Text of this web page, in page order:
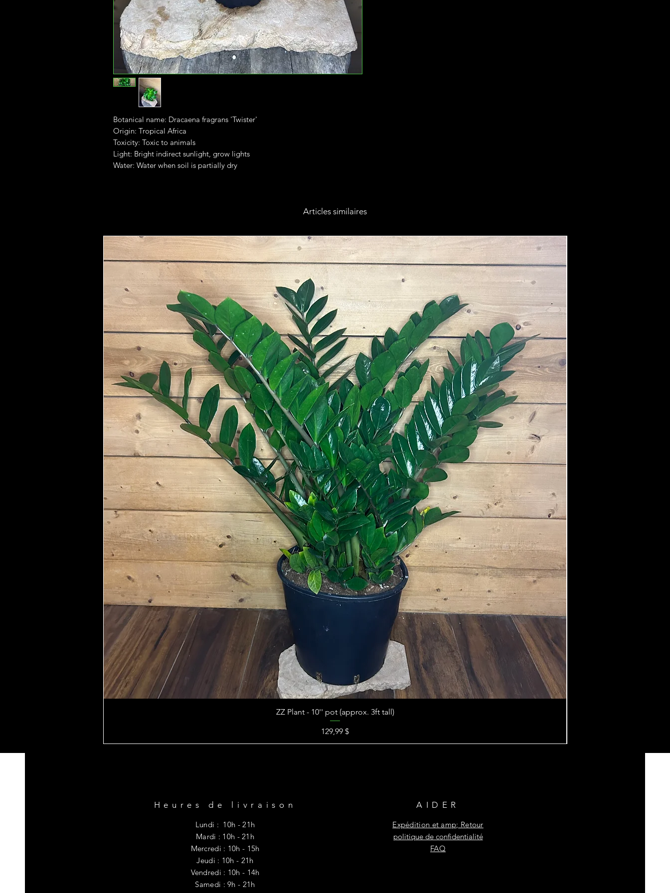
Botanical name: Dracaena fragrans 'Twister'
Origin: Tropical Africa
Toxicity: Toxic to animals
Light: Bright indirect sunlight, grow lights
Water: Water when soil is partially dry
Articles similaires
ZZ Plant - 10'' pot (approx. 3ft tall)
Prix
129,99 $
Heures de livraison
Lundi : 10h - 21h
Mardi : 10h - 21h
Mercredi : 10h - 15h
Jeudi : 10h - 21h
Vendredi : 10h - 14h
​​Samedi : 9h - 21h
AIDER
Expédition et amp; Retour
politique de confidentialité
FAQ